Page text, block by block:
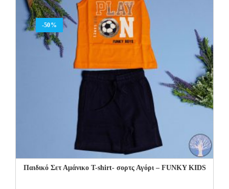
-50%
Παιδικό Σετ Αμάνικο T-shirt- σορτς Αγόρι – FUNKY KIDS